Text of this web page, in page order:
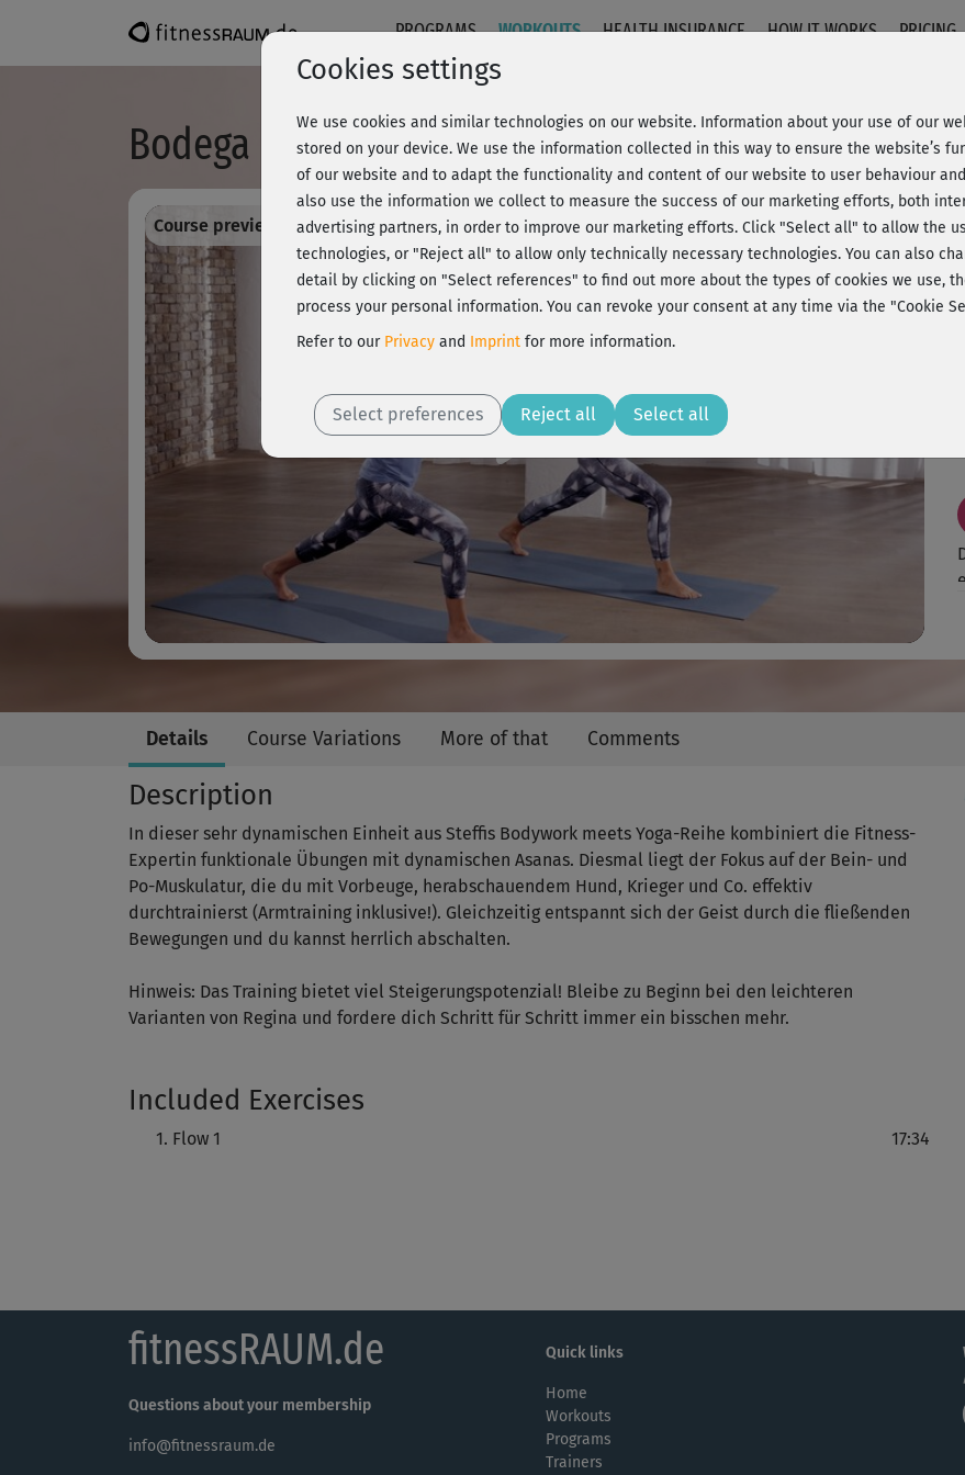
PROGRAMS WORKOUTS HEALTH INSURANCE HOW IT WORKS PRICING
Bodega moves® - Flow 1
Play
Video
Course preview - register and train all! 20% Rabatt + Wunsch-Goodie
Details Course Variations More of that Comments
Description
In dieser sehr dynamischen Einheit aus Steffis Bodywork meets Yoga-Reihe kombiniert die Fitness-
Expertin funktionale Übungen mit dynamischen Asanas. Diesmal liegt der Fokus auf der Bein- und
Po-Muskulatur, die du mit Vorbeuge, herabschauendem Hund, Krieger und Co. effektiv
durchtrainierst (Armtraining inklusive!). Gleichzeitig entspannt sich der Geist durch die fließenden
Bewegungen und du kannst herrlich abschalten.
Hinweis: Das Training bietet viel Steigerungspotenzial! Bleibe zu Beginn bei den leichteren
Varianten von Regina und fordere dich Schritt für Schritt immer ein bisschen mehr.
Included Exercises
Flow 1 17:34
fitnessRAUM.de
Questions about your membership
info@fitnessraum.de
Quick links
Home
Workouts
Programs
Trainers
Cookies settings
We use cookies and similar technologies on our website. Information about your use of our
stored on your device. We use the information collected in this way to ensure the website’s
of our website and to adapt the functionality and content of our website to user behaviour
also use the information we collect to measure the success of our marketing efforts, both
advertising partners, in order to improve our marketing efforts. Click "Select all" to allow the
technologies, or "Reject all" to allow only technically necessary technologies. You can also
detail by clicking on "Select references" to find out more about the types of cookies we use,
process your personal information. You can revoke your consent at any time via the "Cookie
Refer to our Privacy and Imprint for more information.
Select preferences Reject all Select all